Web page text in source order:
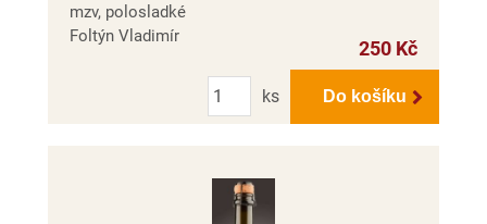
mzv, polosladké
Foltýn Vladimír
250 Kč
Počet
ks
Do košíku